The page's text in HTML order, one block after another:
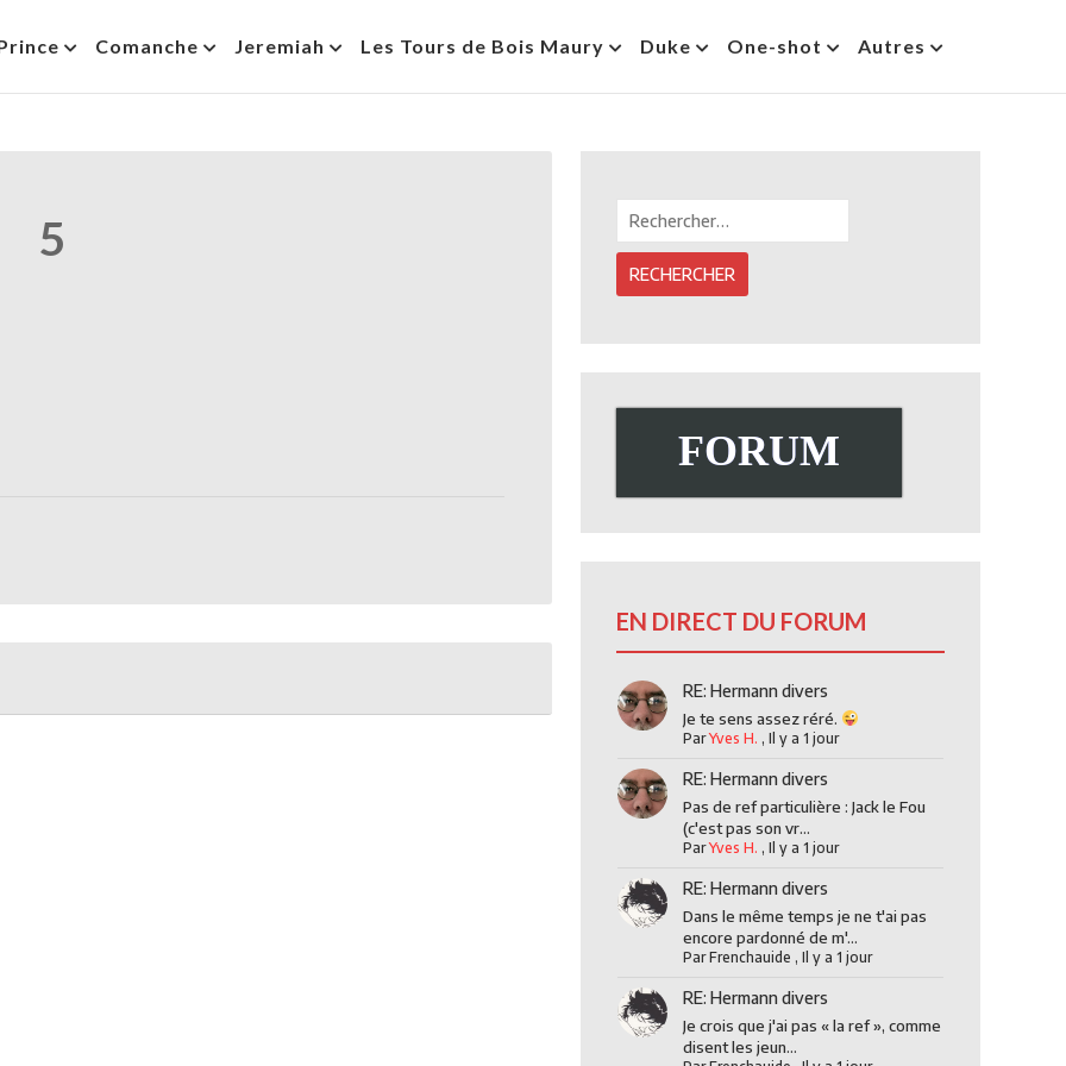
Comanche Jeremiah Les Tours de Bois Maury Duke One-shot Autres
5
FORUM
EN DIRECT DU FORUM
RE: Hermann divers
Je te sens assez réré.
ParYves H. , Il y a 1 jour
RE: Hermann divers
Pas de ref particulière : Jack le Fou
(c'est pas son vr...
ParYves H. , Il y a 1 jour
RE: Hermann divers
Dans le même temps je ne t'ai pas
encore pardonné de m'...
ParFrenchauide , Il y a 1 jour
RE: Hermann divers
Je crois que j'ai pas « la ref », comme
disent les jeun...